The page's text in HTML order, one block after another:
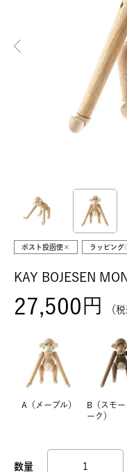
ポスト投函便× ラッピン
KAY BOJESEN
27,500 税
A（メープル）
B（スモー
ーク）